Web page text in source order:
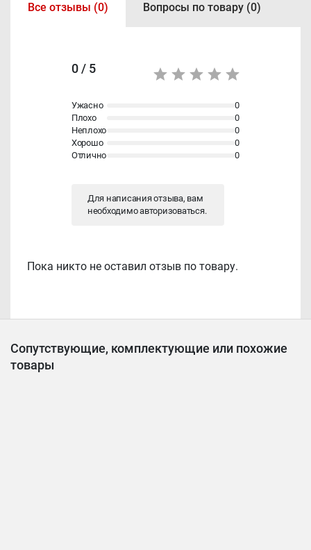
Все отзывы (0) Вопросы по товару (0)
Пока никто не оставил отзыв по товару.
0 / 5
Ужасно
0
Плохо
0
Неплохо
0
Хорошо
0
Отлично
0
Для написания отзыва, вам
необходимоавторизоваться.
Сопутствующие, комплектующие или похожие
товары